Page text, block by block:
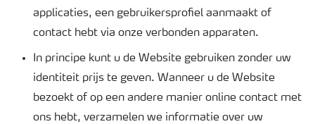
applicaties, een gebruikersprofiel aanmaakt of
contact hebt via onze verbonden apparaten.
In principe kunt u de Website gebruiken zonder uw
identiteit prijs te geven. Wanneer u de Website
bezoekt of op een andere manier online contact met
ons hebt, verzamelen we informatie over uw